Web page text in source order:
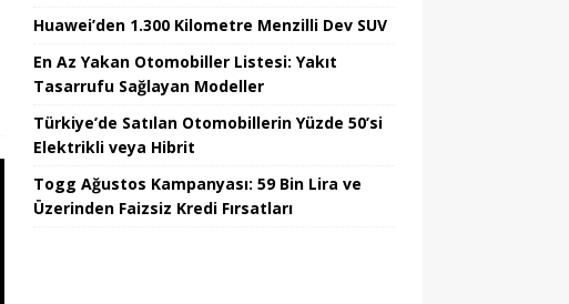
Huawei’den 1.300 Kilometre Menzilli Dev SUV
En Az Yakan Otomobiller Listesi: Yakıt
Tasarrufu Sağlayan Modeller
Türkiye’de Satılan Otomobillerin Yüzde 50’si
Elektrikli veya Hibrit
Togg Ağustos Kampanyası: 59 Bin Lira ve
Üzerinden Faizsiz Kredi Fırsatları